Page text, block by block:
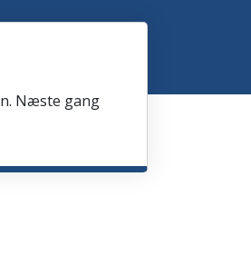
Næste gang